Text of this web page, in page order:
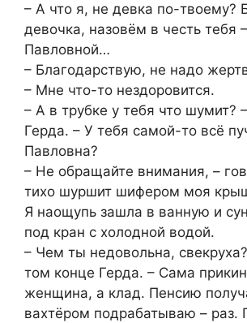
– А что я, не девка по-твоему?
девочка, назовём в честь тебя
Павловной…
– Благодарствую, не надо
– Мне что-то нездоровится.
– А в трубке у тебя что шумит?
Герда. – У тебя самой-то всё
Павловна?
– Не обращайте внимания, –
тихо шуршит шифером моя
Я наощупь зашла в ванную и
под кран с холодной водой.
– Чем ты недовольна,
том конце Герда. – Сама
женщина, а клад. Пенсию
вахтёром подрабатываю – раз.